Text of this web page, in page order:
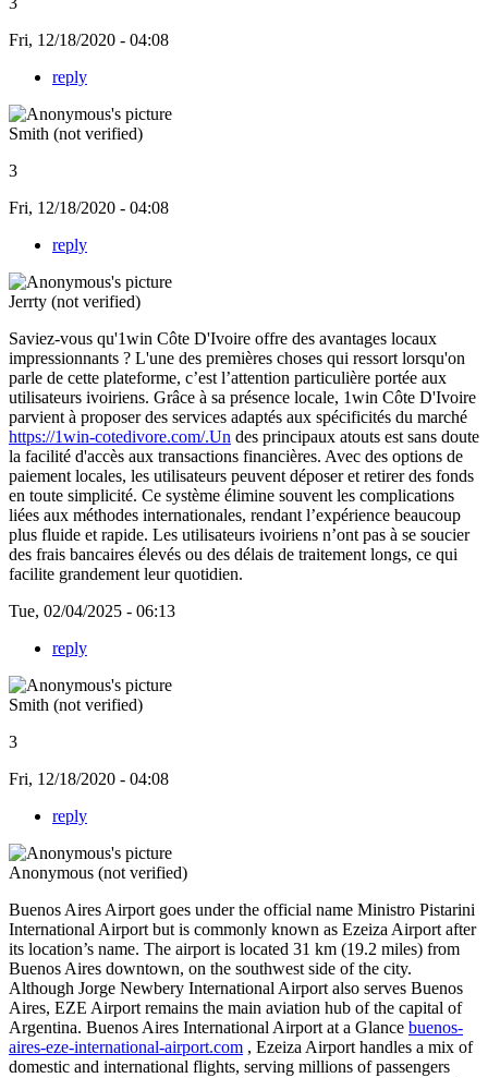
Fri, 12/18/2020 - 04:08
reply
Smith (not verified)
3
Fri, 12/18/2020 - 04:08
reply
Jerrty (not verified)
Saviez-vous qu'1win Côte D'Ivoire offre des avantages locaux
impressionnants ? L'une des premières choses qui ressort lorsqu'on
parle de cette plateforme, c’est l’attention particulière portée aux
utilisateurs ivoiriens. Grâce à sa présence locale, 1win Côte D'Ivoire
parvient à proposer des services adaptés aux spécificités du marché
https://1win-cotedivore.com/.Un des principaux atouts est sans doute
la facilité d'accès aux transactions financières. Avec des options de
paiement locales, les utilisateurs peuvent déposer et retirer des fonds
en toute simplicité. Ce système élimine souvent les complications
liées aux méthodes internationales, rendant l’expérience beaucoup
plus fluide et rapide. Les utilisateurs ivoiriens n’ont pas à se soucier
des frais bancaires élevés ou des délais de traitement longs, ce qui
facilite grandement leur quotidien.
Tue, 02/04/2025 - 06:13
reply
Smith (not verified)
3
Fri, 12/18/2020 - 04:08
reply
Anonymous (not verified)
Buenos Aires Airport goes under the official name Ministro Pistarini
International Airport but is commonly known as Ezeiza Airport after
its location’s name. The airport is located 31 km (19.2 miles) from
Buenos Aires downtown, on the southwest side of the city.
Although Jorge Newbery International Airport also serves Buenos
Aires, EZE Airport remains the main aviation hub of the capital of
Argentina. Buenos Aires International Airport at a Glance buenos-
aires-eze-international-airport.com , Ezeiza Airport handles a mix of
domestic and international flights, serving millions of passengers